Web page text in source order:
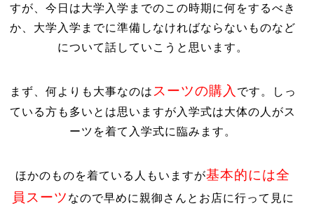
すが、今日は大学入学までのこの時期に何をするべき
か、大学入学までに準備しなければならないものなど
について話していこうと思います。
まず、何よりも大事なのは スーツの購入 です。しっ
ている方も多いとは思いますが入学式は大体の人がス
ーツを着て入学式に臨みます。
ほかのものを着ている人もいますが基本的には全
員スーツ なので早めに親御さんとお店に行って見に